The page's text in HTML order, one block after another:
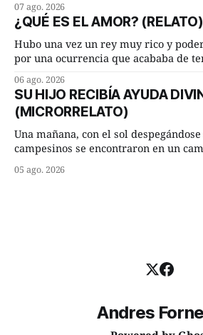
cuarto de hora andando a buen paso. Cierta noche,
terminada su jornada laboral
morada cundo comenzó a llover
07 ago. 2026
¿QUÉ ES EL AMOR? (RELATO)
Hubo una vez un rey muy rico y
por una ocurrencia que acababa de
Dime, hombre sabio, ¿qué es el amor
consejero, que era muy prudente y
inmediato:
06 ago. 2026
SU HIJO RECIBÍA AYUDA
(MICRORRELATO)
Una mañana, con el sol
campesinos se encontraron en un
remolachas, Manuel? —quiso saber uno. —Eso acabo
05 ago. 2026
Andres